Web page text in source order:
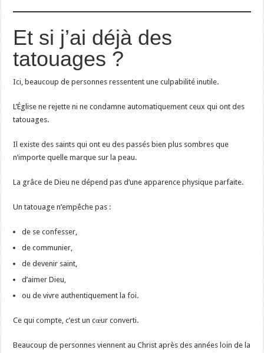
Et si j’ai déjà des
tatouages ?
Ici, beaucoup de personnes ressentent une culpabilité inutile.
L’Église ne rejette ni ne condamne automatiquement ceux qui ont des
tatouages.
Il existe des saints qui ont eu des passés bien plus sombres que
n’importe quelle marque sur la peau.
La grâce de Dieu ne dépend pas d’une apparence physique parfaite.
Un tatouage n’empêche pas :
de se confesser,
de communier,
de devenir saint,
d’aimer Dieu,
ou de vivre authentiquement la foi.
Ce qui compte, c’est un cœur converti.
Beaucoup de personnes viennent au Christ après des années loin de la